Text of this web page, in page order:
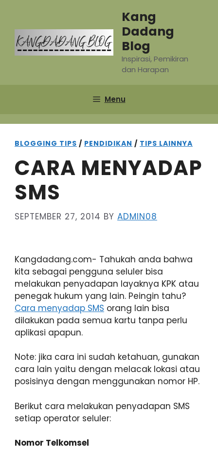
content
Kang
Dadang
Blog
Inspirasi, Pemikiran
dan Harapan
Menu
BLOGGING TIPS / PENDIDIKAN / TIPS LAINNYA
CARA MENYADAP
SMS
SEPTEMBER 27, 2014 BY ADMIN08
Kangdadang.com- Tahukah anda bahwa
kita sebagai pengguna seluler bisa
melakukan penyadapan layaknya KPK atau
penegak hukum yang lain. Peingin tahu?
Cara menyadap SMS orang lain bisa
dilakukan pada semua kartu tanpa perlu
aplikasi apapun.
Note: jika cara ini sudah ketahuan, gunakan
cara lain yaitu dengan melacak Iokasi atau
posisinya dengan menggunakan nomor HP.
Berikut cara melakukan penyadapan SMS
setiap operator seluler:
Nomor Telkomsel